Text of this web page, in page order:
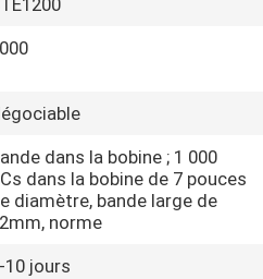
dans la bobine ; 1 000
dans la bobine de 7 pouces
diamètre, bande large de
norme
10 jours